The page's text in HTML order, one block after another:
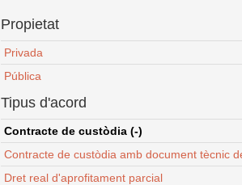
Propietat
Privada
Pública
Tipus d'acord
Contracte de custòdia (-)
Contracte de custòdia amb document tècnic
Dret real d'aprofitament parcial